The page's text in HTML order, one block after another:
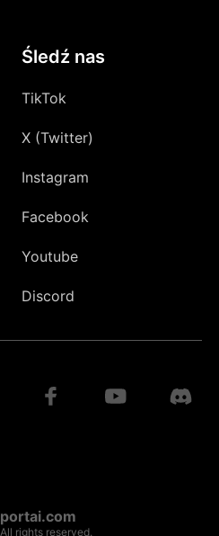
Śledź nas
TikTok
X (Twitter)
Instagram
Facebook
Youtube
Discord
rights reserved.